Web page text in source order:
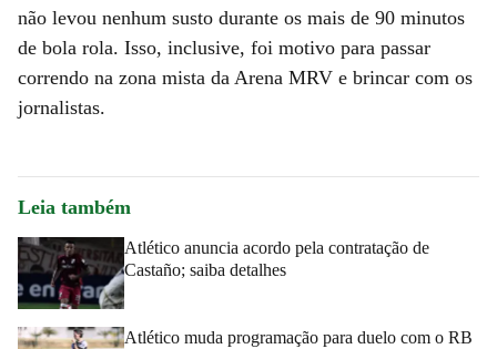
não levou nenhum susto durante os mais de 90 minutos
de bola rola. Isso, inclusive, foi motivo para passar
correndo na zona mista da Arena MRV e brincar com os
jornalistas.
Leia também
Atlético anuncia acordo pela contratação de
Castaño; saiba detalhes
Atlético muda programação para duelo com o RB